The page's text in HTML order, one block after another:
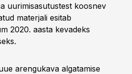
uurimisasutustest koosnev
materjali esitab
2020. aasta kevadeks
arengukava algatamise